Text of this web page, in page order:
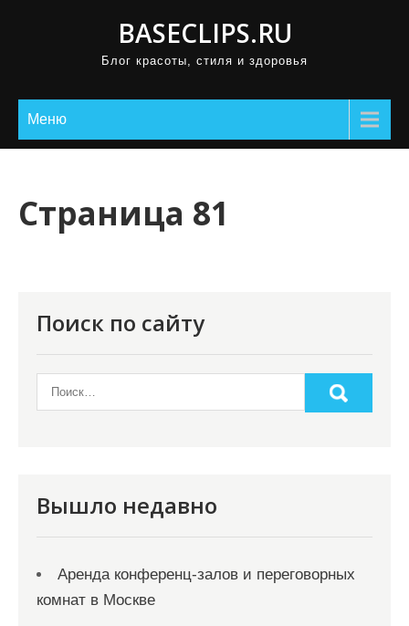
BASECLIPS.RU
Блог красоты, стиля и здоровья
Меню
Страница 81
Поиск по сайту
Вышло недавно
Аренда конференц-залов и переговорных
комнат в Москве